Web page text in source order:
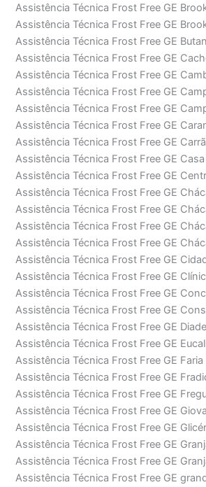
Assistência Técnica Frost Free GE
Assistência Técnica Frost Free GE
Assistência Técnica Frost Free GE
Assistência Técnica Frost Free GE
Assistência Técnica Frost Free GE
Assistência Técnica Frost Free GE
Assistência Técnica Frost Free GE
Assistência Técnica Frost Free GE
Assistência Técnica Frost Free GE
Assistência Técnica Frost Free GE
Assistência Técnica Frost Free GE
Assistência Técnica Frost Free GE
Assistência Técnica Frost Free GE
Assistência Técnica Frost Free GE
Assistência Técnica Frost Free GE
Assistência Técnica Frost Free GE
Assistência Técnica Frost Free GE
Assistência Técnica Frost Free GE
Assistência Técnica Frost Free GE
Assistência Técnica Frost Free GE
Assistência Técnica Frost Free GE
Assistência Técnica Frost Free GE Faria
Assistência Técnica Frost Free GE
Assistência Técnica Frost Free GE
Assistência Técnica Frost Free GE
Assistência Técnica Frost Free GE
Assistência Técnica Frost Free GE
Assistência Técnica Frost Free GE
Assistência Técnica Frost Free GE